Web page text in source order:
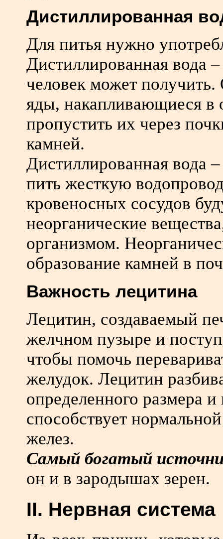
Дистиллированная
Для питья нужно
Дистиллированная вода
человек может
яды, накапливающиеся в
пропустить их через
камней.
Дистиллированная вода
пить жесткую
кровеносных сосудов
неорганические
организмом.
образование камней в
Важность лецитина
Лецитин, создаваемый
желчном пузыре и
чтобы помочь
желудок. Лецитин
определенного размера
способствует
желез.
Самый богатый
он и в зародышах зерен.
II. Нервная система